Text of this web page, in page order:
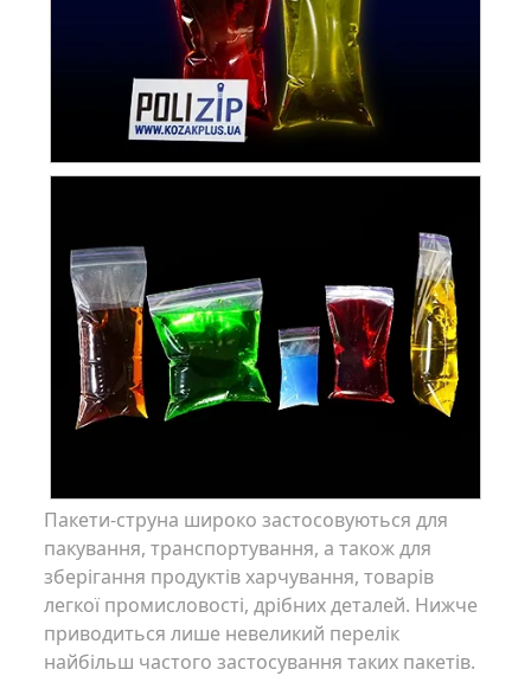
Пакети-струна широко застосовуються для
пакування, транспортування, а також для
зберігання продуктів харчування, товарів
легкої промисловості, дрібних деталей. Нижче
приводиться лише невеликий перелік
найбільш частого застосування таких пакетів.